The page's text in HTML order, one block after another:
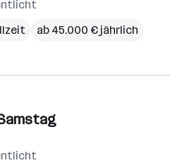
ab 45.000 € jährlich